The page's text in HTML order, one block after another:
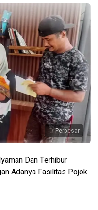
Perbesar
Dan Terhibur
Adanya Fasilitas Pojok